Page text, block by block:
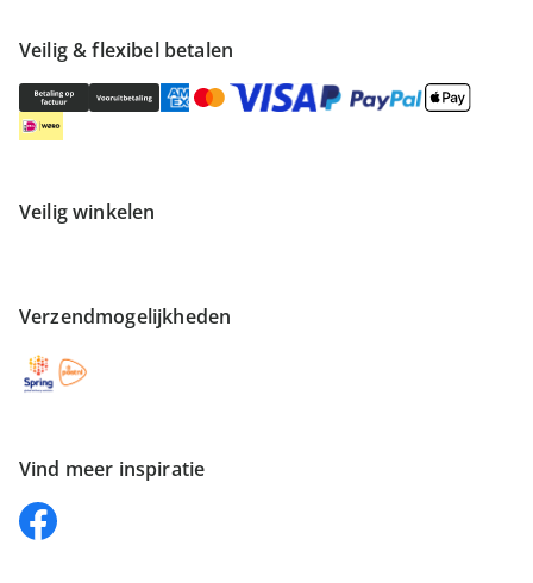
Veilig & flexibel betalen
Veilig winkelen
Verzendmogelijkheden
Vind meer inspiratie